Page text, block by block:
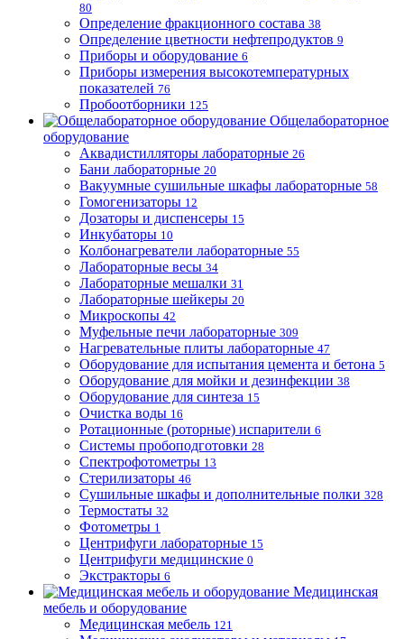
80
Определение фракционного состава 38
Определение цветности нефтепродуктов 9
Приборы и оборудование 6
Приборы измерения высокотемпературных
показателей 76
Пробоотборники 125
Общелабораторное
оборудование
Аквадистилляторы лабораторные 26
Бани лабораторные 20
Вакуумные сушильные шкафы лабораторные 58
Гомогенизаторы 12
Дозаторы и диспенсеры 15
Инкубаторы 10
Колбонагреватели лабораторные 55
Лабораторные весы 34
Лабораторные мешалки 31
Лабораторные шейкеры 20
Микроскопы 42
Муфельные печи лабораторные 309
Нагревательные плиты лабораторные 47
Оборудование для испытания цемента и бетона 5
Оборудование для мойки и дезинфекции 38
Оборудование для синтеза 15
Очистка воды 16
Ротационные (роторные) испарители 6
Системы пробоподготовки 28
Спектрофотометры 13
Стерилизаторы 46
Сушильные шкафы и дополнительные полки 328
Термостаты 32
Фотометры 1
Центрифуги лабораторные 15
Центрифуги медицинские 0
Экстракторы 6
Медицинская
мебель и оборудование
Медицинская мебель 121